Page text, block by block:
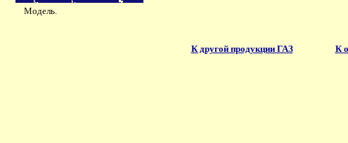
Модель.
К другой продукции ГАЗ К